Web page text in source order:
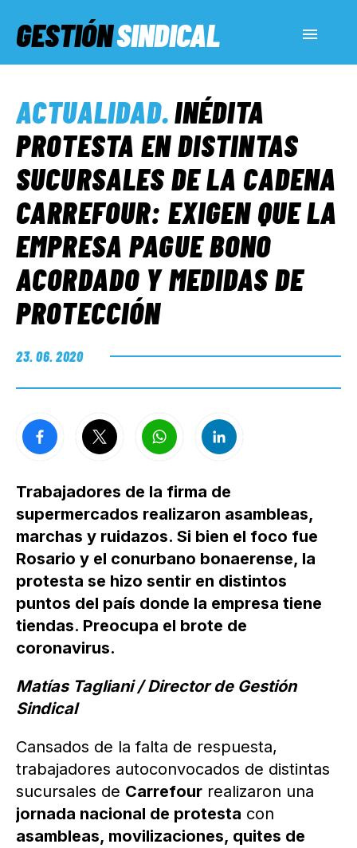
GESTIÓNSINDICAL
SERVICIOS SOCIALES
INFORMES ESPECIALES
FUERA DE MEGÁFONO
EL LADO «G»
ACTUALIDAD.INÉDITA
PROTESTA EN DISTINTAS
SUCURSALES DE LA CADENA
CARREFOUR: EXIGEN QUE LA
EMPRESA PAGUE BONO
ACORDADO Y MEDIDAS DE
PROTECCIÓN
23. 06. 2020
Trabajadores de la firma de
supermercados realizaron asambleas,
marchas y ruidazos. Si bien el foco fue
Rosario y el conurbano bonaerense, la
protesta se hizo sentir en distintos
puntos del país donde la empresa tiene
tiendas. Preocupa el brote de
coronavirus.
Matías Tagliani / Director de Gestión
Sindical
Cansados de la falta de respuesta,
trabajadores autoconvocados de distintas
sucursales de Carrefour realizaron una
jornada nacional de protesta con
asambleas, movilizaciones, quites de